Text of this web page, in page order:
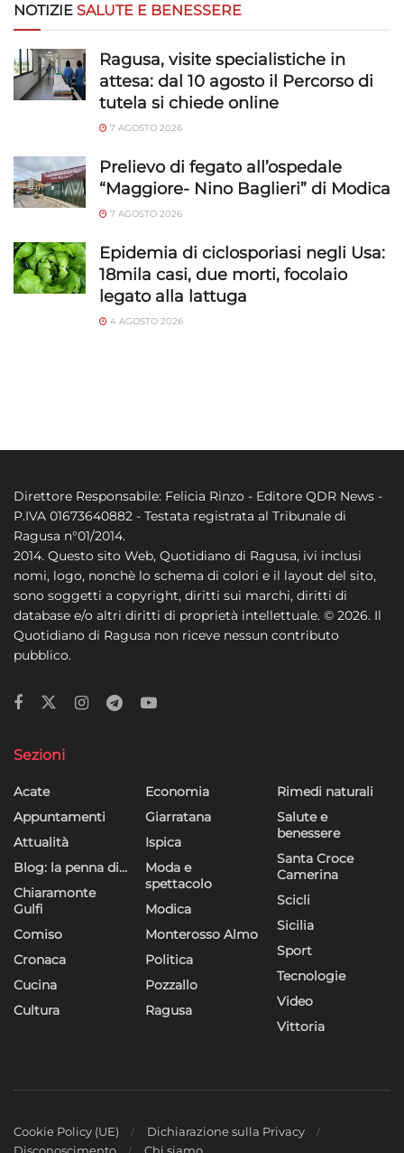
NOTIZIE SALUTE E BENESSERE
Ragusa, visite specialistiche in
attesa: dal 10 agosto il Percorso di
tutela si chiede online
7 AGOSTO 2026
Prelievo di fegato all’ospedale
“Maggiore- Nino Baglieri” di Modica
7 AGOSTO 2026
Epidemia di ciclosporiasi negli Usa:
18mila casi, due morti, focolaio
legato alla lattuga
4 AGOSTO 2026
Direttore Responsabile: Felicia Rinzo - Editore QDR News -
P.IVA 01673640882 - Testata registrata al Tribunale di
Ragusa n°01/2014.
2014. Questo sito Web, Quotidiano di Ragusa, ivi inclusi
nomi, logo, nonchè lo schema di colori e il layout del sito,
sono soggetti a copyright, diritti sui marchi, diritti di
database e/o altri diritti di proprietà intellettuale. © 2026. Il
Quotidiano di Ragusa non riceve nessun contributo
pubblico.
Sezioni
Acate
Appuntamenti
Attualità
Blog: la penna di…
Chiaramonte
Gulfi
Comiso
Cronaca
Cucina
Cultura
Economia
Giarratana
Ispica
Moda e
spettacolo
Modica
Monterosso Almo
Politica
Pozzallo
Ragusa
Rimedi naturali
Salute e
benessere
Santa Croce
Camerina
Scicli
Sicilia
Sport
Tecnologie
Video
Vittoria
Cookie Policy (UE)
Dichiarazione sulla Privacy